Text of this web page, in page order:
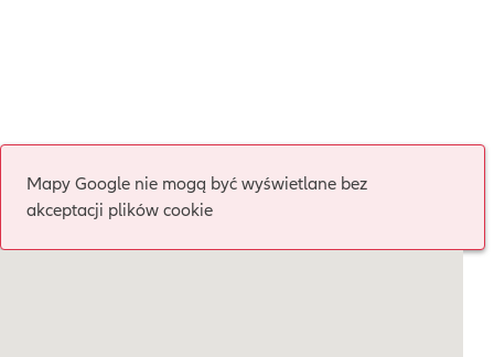
Mapy Google nie mogą być wyświetlane bez
akceptacji plików cookie